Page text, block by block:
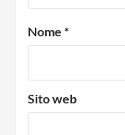
Nome *
Sito web